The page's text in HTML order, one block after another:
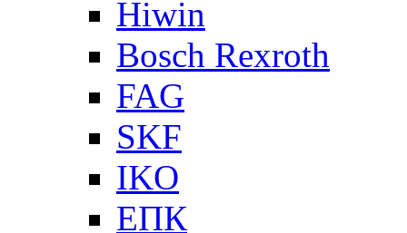
Hiwin
Bosch Rexroth
FAG
SKF
IKO
ЕПК